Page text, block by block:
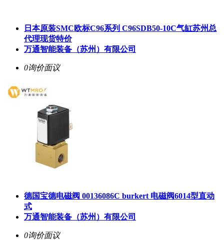
日本原装SMC欧标C96系列 C96SDB50-10C气缸苏州总
代理现货特价
万通智能装备（苏州）有限公司
0询价面议
德国宝德电磁阀 00136086C burkert 电磁阀6014型直动
式
万通智能装备（苏州）有限公司
0询价面议